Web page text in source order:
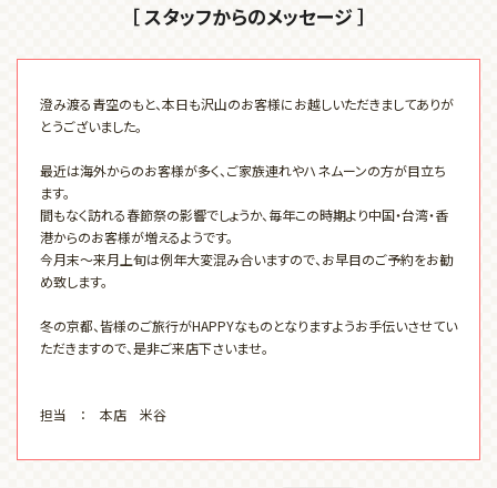
［ スタッフからのメッセージ ］
澄み渡る青空のもと、本日も沢山のお客様にお越しいただきましてありが
とうございました。
最近は海外からのお客様が多く、ご家族連れやハネムーンの方が目立ち
ます。
間もなく訪れる春節祭の影響でしょうか、毎年この時期より中国・台湾・香
港からのお客様が増えるようです。
今月末～来月上旬は例年大変混み合いますので、お早目のご予約をお勧
め致します。
冬の京都、皆様のご旅行がHAPPYなものとなりますようお手伝いさせてい
ただきますので、是非ご来店下さいませ。
担当 ： 本店 米谷